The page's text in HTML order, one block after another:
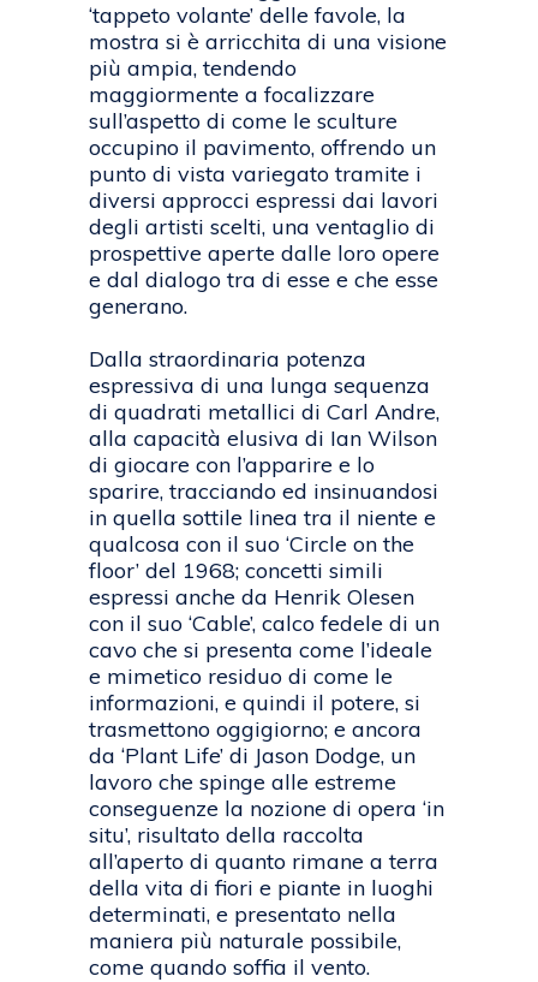
‘tappeto volante’ delle favole, la
mostra si è arricchita di una visione
più ampia, tendendo
maggiormente a focalizzare
sull’aspetto di come le sculture
occupino il pavimento, offrendo un
punto di vista variegato tramite i
diversi approcci espressi dai lavori
degli artisti scelti, una ventaglio di
prospettive aperte dalle loro opere
e dal dialogo tra di esse e che esse
generano.
Dalla straordinaria potenza
espressiva di una lunga sequenza
di quadrati metallici di Carl Andre,
alla capacità elusiva di Ian Wilson
di giocare con l’apparire e lo
sparire, tracciando ed insinuandosi
in quella sottile linea tra il niente e
qualcosa con il suo ‘Circle on the
floor’ del 1968; concetti simili
espressi anche da Henrik Olesen
con il suo ‘Cable’, calco fedele di un
cavo che si presenta come l’ideale
e mimetico residuo di come le
informazioni, e quindi il potere, si
trasmettono oggigiorno; e ancora
da ‘Plant Life’ di Jason Dodge, un
lavoro che spinge alle estreme
conseguenze la nozione di opera ‘in
situ’, risultato della raccolta
all’aperto di quanto rimane a terra
della vita di fiori e piante in luoghi
determinati, e presentato nella
maniera più naturale possibile,
come quando soffia il vento.